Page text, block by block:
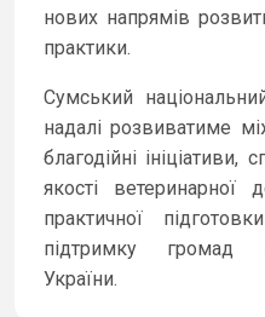
нових напрямів
практики.
Сумський
надалі розвиватиме
благодійні
якості ветеринарної
практичної
підтримку громад
України.